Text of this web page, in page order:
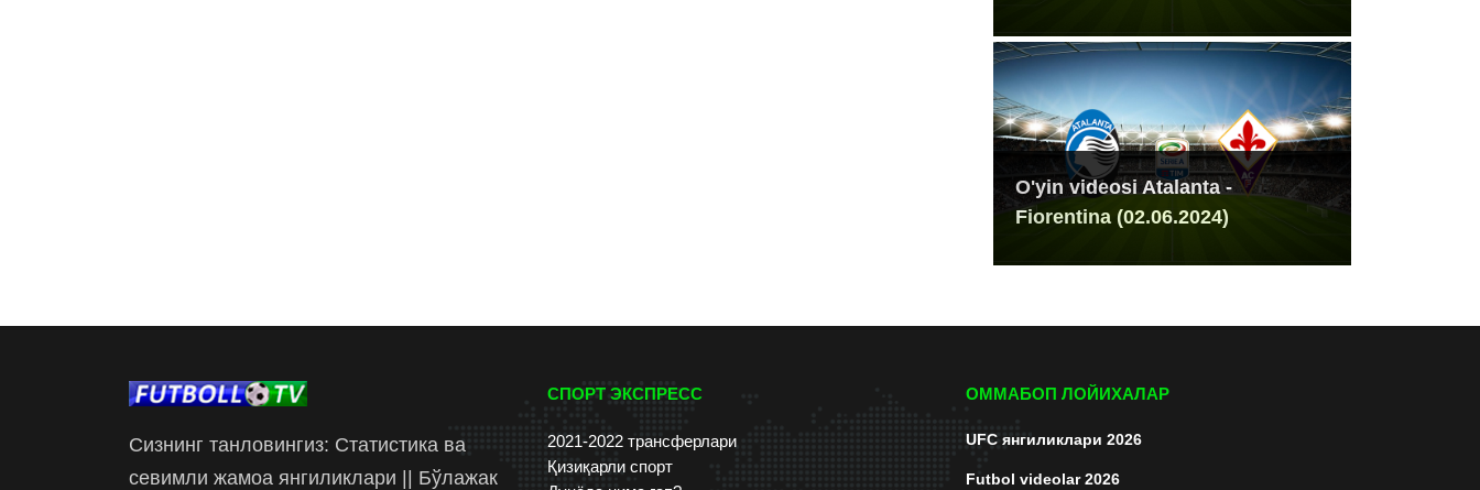
O'yin videosi Atalanta -
Fiorentina (02.06.2024)
Сизнинг танловингиз: Статистика ва
севимли жамоа янгиликлари || Бўлажак
СПОРТ ЭКСПРЕСС
2021-2022 трансферлари
Қизиқарли спорт
ОММАБОП ЛОЙИХАЛАР
UFC янгиликлари 2026
Futbol videolar 2026